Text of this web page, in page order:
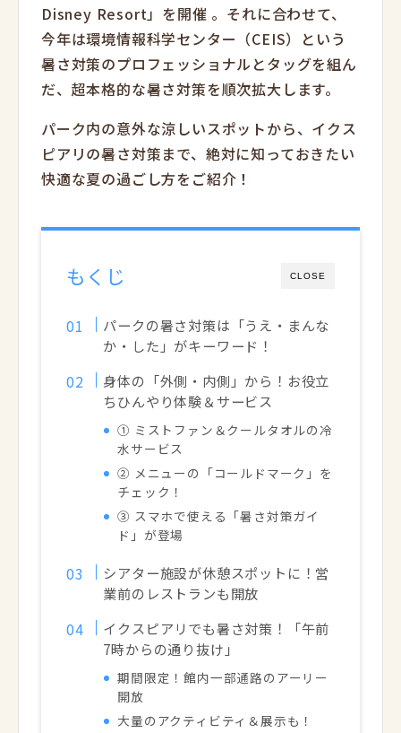
Disney Resort」を開催 。それに合わせて、
今年は環境情報科学センター（CEIS）という
暑さ対策のプロフェッショナルとタッグを組ん
だ、超本格的な暑さ対策を順次拡大します。
パーク内の意外な涼しいスポットから、イクス
ピアリの暑さ対策まで、絶対に知っておきたい
快適な夏の過ごし方をご紹介！
CLOSE
もくじ
パークの暑さ対策は「うえ・まんな
か・した」がキーワード！
身体の「外側・内側」から！お役立
ちひんやり体験＆サービス
① ミストファン＆クールタオルの冷
水サービス
② メニューの「コールドマーク」を
チェック！
③ スマホで使える「暑さ対策ガイ
ド」が登場
シアター施設が休憩スポットに！営
業前のレストランも開放
イクスピアリでも暑さ対策！「午前
7時からの通り抜け」
期間限定！館内一部通路のアーリー
開放
大量のアクティビティ＆展示も！